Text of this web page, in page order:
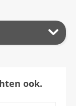
ook.